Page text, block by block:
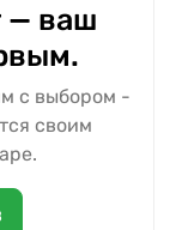
— ваш
с выбором -
своим